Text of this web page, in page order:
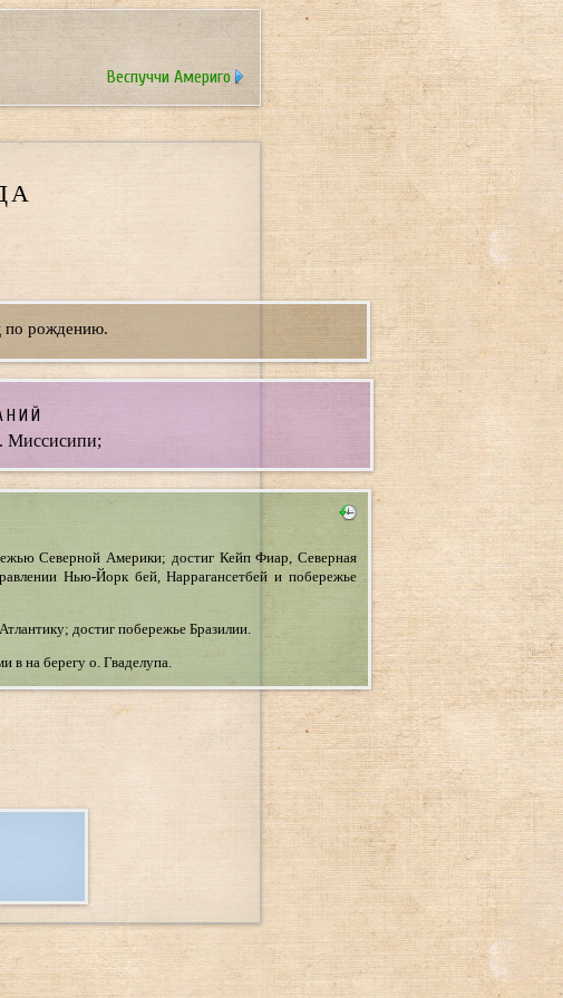
Веспуччи Америго
по рождению.
Миссисипи;
Северной Америки; достиг Кейп Фиар, Северная
Нью-Йорк бей, Наррагансетбей и побережье
достиг побережье Бразилии.
на берегу о. Гваделупа.